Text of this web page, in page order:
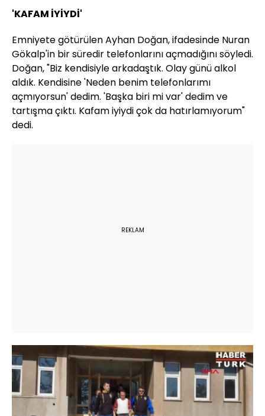
'KAFAM İYİYDİ'
Emniyete götürülen Ayhan Doğan, ifadesinde Nuran
Gökalp'in bir süredir telefonlarını açmadığını söyledi.
Doğan, "Biz kendisiyle arkadaştık. Olay günü alkol
aldık. Kendisine 'Neden benim telefonlarımı
açmıyorsun' dedim. 'Başka biri mi var' dedim ve
tartışma çıktı. Kafam iyiydi çok da hatırlamıyorum"
dedi.
REKLAM